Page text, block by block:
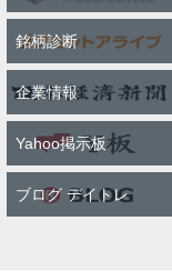
銘柄診断
企業情報
Yahoo掲示板
ブログ デイトレ